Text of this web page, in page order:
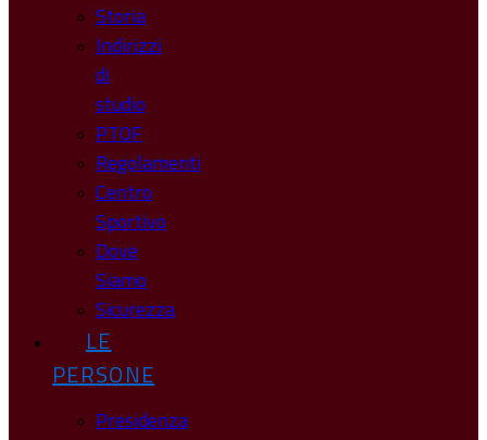
Storia
Indirizzi
di
studio
PTOF
Regolamenti
Centro
Sportivo
Dove
Siamo
Sicurezza
LE
PERSONE
Presidenza